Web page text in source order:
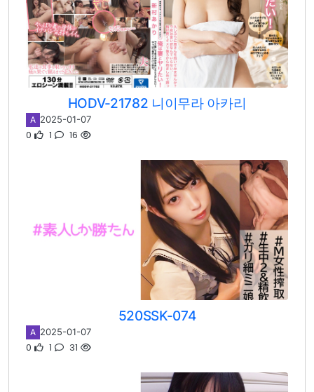
HODV-21782 니이무라 아카리
A 2025-01-07
0 1 16
520SSK-074
A 2025-01-07
0 1 31